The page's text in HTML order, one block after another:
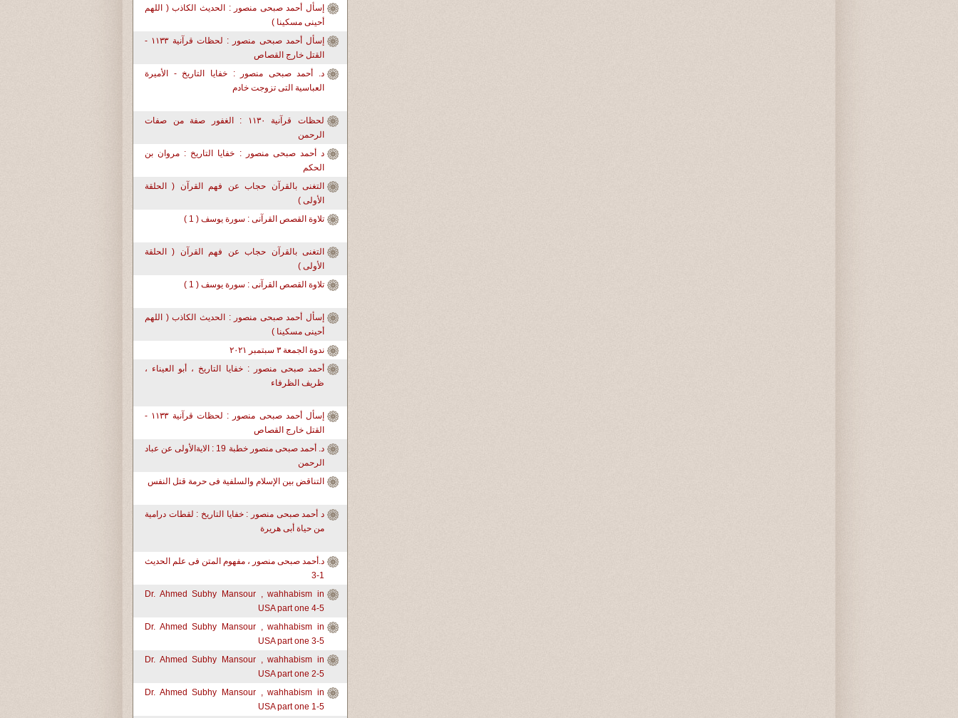
إسأل أحمد صبحى منصور : الحديث الكاذب ( اللهم
أحينى مسكينا )
إسأل أحمد صبحى منصور : لحظات قرآنية ١١٣٣ -
القتل خارج القصاص
د. أحمد صبحى منصور : خفايا التاريخ - الأميرة
العباسية التى تزوجت خادم
لحظات قرآنية ١١٣٠ : الغفور صفة من صفات
الرحمن
د أحمد صبحى منصور : خفايا التاريخ : مروان بن
الحكم
التغنى بالقرآن حجاب عن فهم القرآن ( الحلقة
الأولى )
تلاوة القصص القرآنى : سورة يوسف ( 1 )
التغنى بالقرآن حجاب عن فهم القرآن ( الحلقة
الأولى )
تلاوة القصص القرآنى : سورة يوسف ( 1 )
إسأل أحمد صبحى منصور : الحديث الكاذب ( اللهم
أحينى مسكينا )
ندوة الجمعة ٣ سبتمبر ٢٠٢١
أحمد صبحى منصور : خفايا التاريخ ، أبو العيناء ،
ظريف الظرفاء
إسأل أحمد صبحى منصور : لحظات قرآنية ١١٣٣ -
القتل خارج القصاص
د. أحمد صبحى منصور خطبة 19 : الايةالأولى عن عباد
الرحمن
التناقض بين الإسلام والسلفية فى حرمة قتل النفس
د أحمد صبحى منصور : خفايا التاريخ : لقطات درامية
من حياة أبى هريرة
د.أحمد صبحى منصور ، مفهوم المتن فى علم الحديث
1-3
Dr. Ahmed Subhy Mansour , wahhabism in
USA part one 4-5
Dr. Ahmed Subhy Mansour , wahhabism in
USA part one 3-5
Dr. Ahmed Subhy Mansour , wahhabism in
USA part one 2-5
Dr. Ahmed Subhy Mansour , wahhabism in
USA part one 1-5